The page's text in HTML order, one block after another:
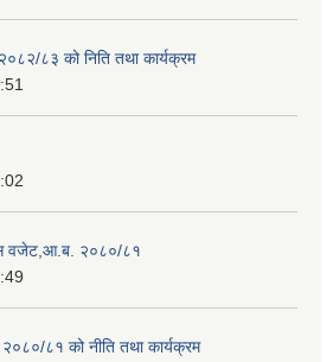
८३ को निति तथा कार्यक्रम
वजेट,आ.ब. २०८०/८१
८१ को नीति तथा कार्यक्रम